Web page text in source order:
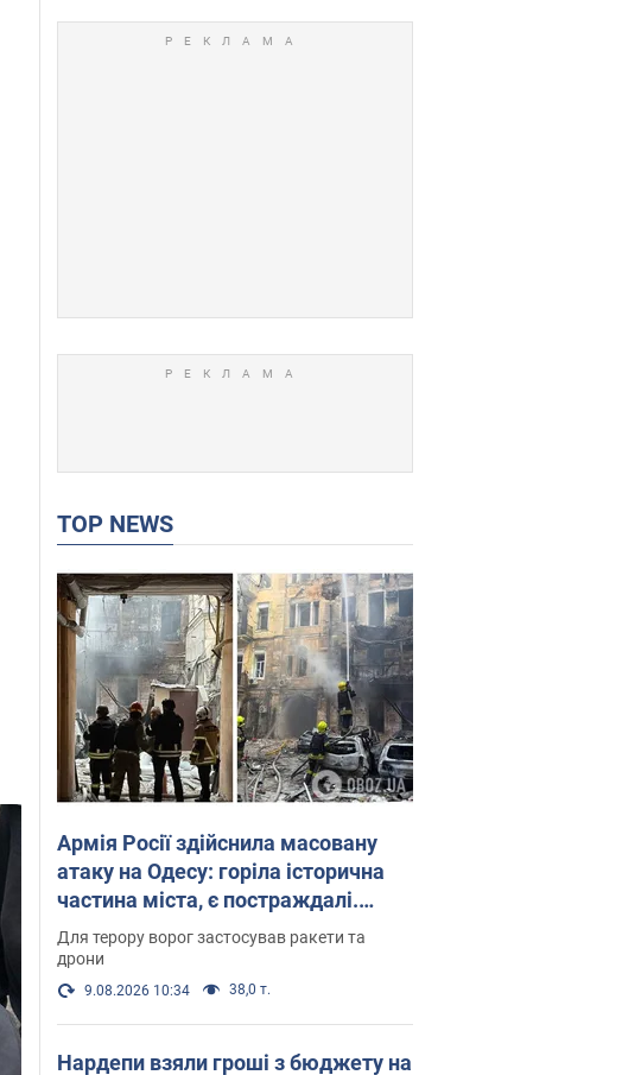
TOP NEWS
Армія Росії здійснила масовану
атаку на Одесу: горіла історична
частина міста, є постраждалі.
Фото та відео
Для терору ворог застосував ракети та
дрони
9.08.2026 10:34 38,0 т.
Нардепи взяли гроші з бюджету на